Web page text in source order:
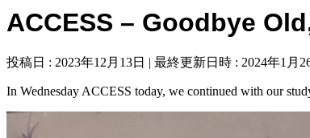
ACCESS – Goodbye
投稿日 : 2023年12月13日 最終更新日時 : 2024年1月
In Wednesday ACCESS today, we continued with our